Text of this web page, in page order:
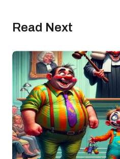
Read Next